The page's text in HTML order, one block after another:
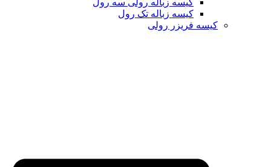
کیسه زباله رولی سه رول
کیسه زباله تک رول
کیسه فریزر رولی